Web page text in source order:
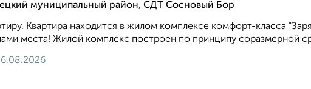
муниципальный район, СДТ Сосновый Бор
Квартира находится в жилом комплексе комфорт-класса
места! Жилой комплекс построен по принципу соразмерной